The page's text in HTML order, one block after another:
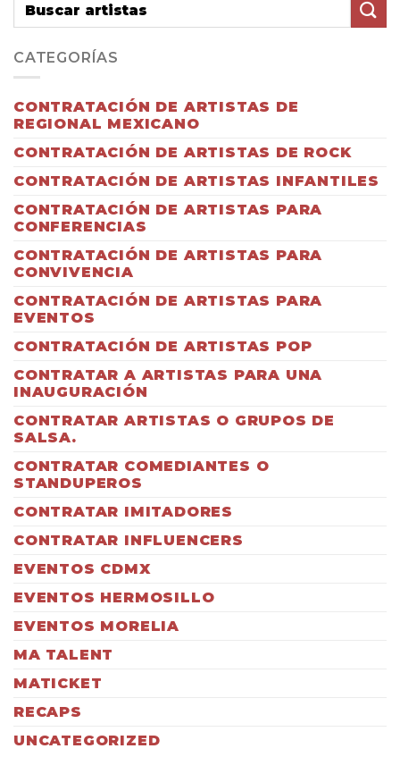
CATEGORÍAS
CONTRATACIÓN DE ARTISTAS DE
REGIONAL MEXICANO
CONTRATACIÓN DE ARTISTAS DE ROCK
CONTRATACIÓN DE ARTISTAS INFANTILES
CONTRATACIÓN DE ARTISTAS PARA
CONFERENCIAS
CONTRATACIÓN DE ARTISTAS PARA
CONVIVENCIA
CONTRATACIÓN DE ARTISTAS PARA
EVENTOS
CONTRATACIÓN DE ARTISTAS POP
CONTRATAR A ARTISTAS PARA UNA
INAUGURACIÓN
CONTRATAR ARTISTAS O GRUPOS DE
SALSA.
CONTRATAR COMEDIANTES O
STANDUPEROS
CONTRATAR IMITADORES
CONTRATAR INFLUENCERS
EVENTOS CDMX
EVENTOS HERMOSILLO
EVENTOS MORELIA
MA TALENT
MATICKET
RECAPS
UNCATEGORIZED